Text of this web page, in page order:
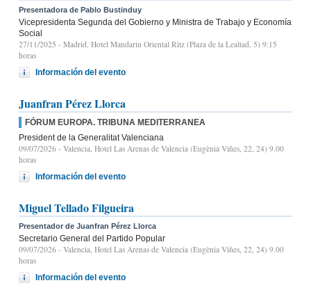
Presentadora de Pablo Bustinduy
Vicepresidenta Segunda del Gobierno y Ministra de Trabajo y Economía
Social
27/11/2025 - Madrid, Hotel Mandarin Oriental Ritz (Plaza de la Lealtad, 5) 9:15
horas
Información del evento
Juanfran Pérez Llorca
FÓRUM EUROPA. TRIBUNA MEDITERRANEA
President de la Generalitat Valenciana
09/07/2026 - Valencia, Hotel Las Arenas de Valencia (Eugènia Viñes, 22, 24) 9.00
horas
Información del evento
Miguel Tellado Filgueira
Presentador de Juanfran Pérez Llorca
Secretario General del Partido Popular
09/07/2026 - Valencia, Hotel Las Arenas de Valencia (Eugènia Viñes, 22, 24) 9.00
horas
Información del evento